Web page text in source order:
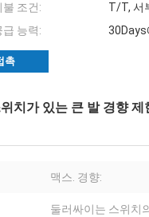
불 조건:
T/T, 서
급 능력:
30Days
촉
치가 있는 큰 발 경향 제
맥스. 경향:
둘러싸이는 스위치